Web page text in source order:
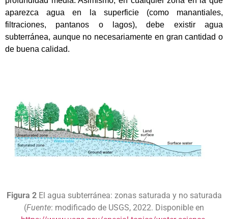
aparezca agua en la superficie (como manantiales,
filtraciones, pantanos o lagos), debe existir agua
subterránea, aunque no necesariamente en gran cantidad o
de buena calidad.
Figura 2El agua subterránea: zonas saturada y no saturada
(Fuente: modificado de USGS, 2022. Disponible en